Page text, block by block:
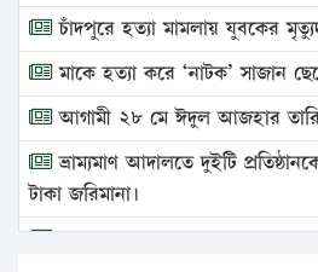
চাঁদপুরে হত্যা মামলায় যুবকের
মাকে হত্যা করে ‘নাটক’ সাজান
আগামী ২৮ মে ঈদুল আজহার
ভ্রাম্যমাণ আদালতে দুইটি
টাকা জরিমানা।
এবার লঞ্চের ভাড়া বাড়ল